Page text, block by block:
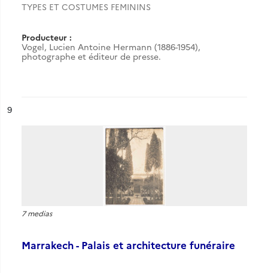
TYPES ET COSTUMES FEMININS
Producteur :
Vogel, Lucien Antoine Hermann (1886-1954),
photographe et éditeur de presse.
n°
9
7 medias
Marrakech - Palais et architecture funéraire